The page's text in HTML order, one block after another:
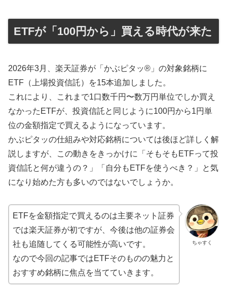
ETFが「100円から」買える時代が来た
2026年3月、楽天証券が「かぶピタッ®」の対象銘柄に
ETF（上場投資信託）を15本追加しました。
これにより、これまで1口数千円〜数万円単位でしか買え
なかったETFが、投資信託と同じように100円から1円単
位の金額指定で買えるようになっています。
かぶピタッの仕組みや対応銘柄については後ほど詳しく解
説しますが、この動きをきっかけに「そもそもETFって投
資信託と何が違うの？」「自分もETFを使うべき？」と気
になり始めた方も多いのではないでしょうか。
ちゃすく
ETFを金額指定で買えるのは主要ネット証券
では楽天証券が初ですが、今後は他の証券会
社も追随してくる可能性が高いです。
なので今回の記事ではETFそのものの魅力と
おすすめ銘柄に焦点を当てていきます。